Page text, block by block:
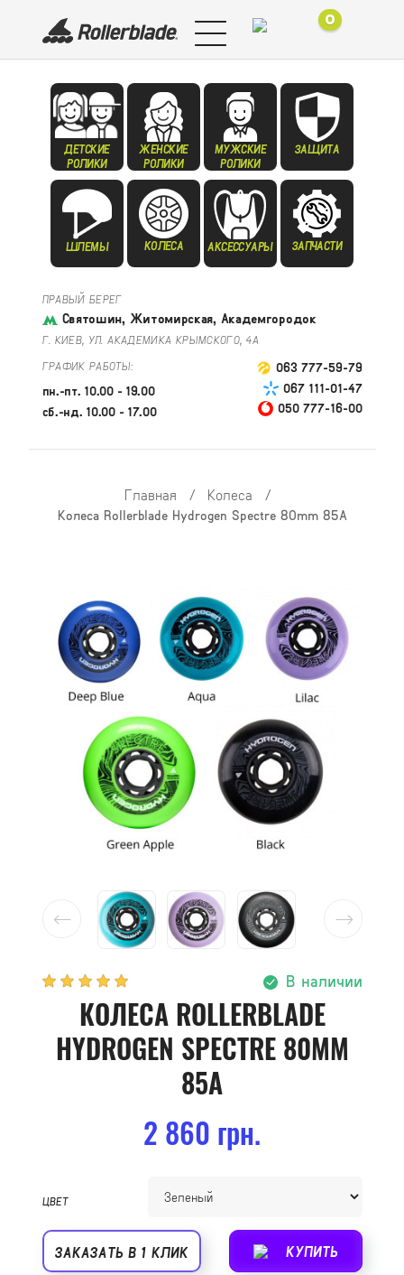
0
ДЕТСКИЕ
РОЛИКИ
ЖЕНСКИЕ
РОЛИКИ
МУЖСКИЕ
РОЛИКИ
ЗАЩИТА
ШЛЕМЫ КОЛЕСА АКСЕССУАРЫ ЗАПЧАСТИ
ПРАВЫЙ БЕРЕГ
Святошин, Житомирская, Академгородок
Г. КИЕВ, УЛ. АКАДЕМИКА КРЫМСКОГО, 4А
ГРАФИК РАБОТЫ:
пн.-пт. 10.00 - 19.00
сб.-нд. 10.00 - 17.00
063 777-59-79
067 111-01-47
050 777-16-00
Главная / Колеса /
Колеса Rollerblade Hydrogen Spectre 80mm 85A
В наличии
КОЛЕСА ROLLERBLADE
HYDROGEN SPECTRE 80MM
85A
2 860 грн.
ЦВЕТ
КУПИТЬ
ЗАКАЗАТЬ В 1 КЛИК